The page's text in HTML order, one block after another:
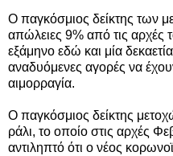
Ο παγκόσμιος δείκτης των
απώλειες 9% από τις αρχές
εξάμηνο εδώ και μία
αναδυόμενες αγορές να
αιμορραγία.
Ο παγκόσμιος δείκτης
ράλι, το οποίο στις αρχές
αντιληπτό ότι ο νέος